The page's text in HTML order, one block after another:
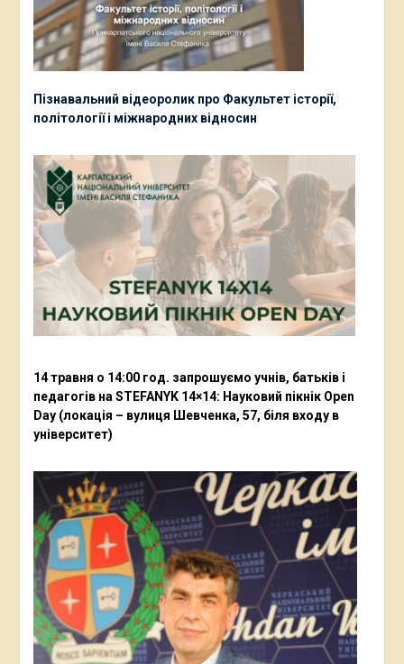
Пізнавальний відеоролик про Факультет історії,
політології і міжнародних відносин
14 травня о 14:00 год. запрошуємо учнів, батьків і
педагогів на STEFANYK 14×14: Науковий пікнік Open
Day (локація – вулиця Шевченка, 57, біля входу в
університет)